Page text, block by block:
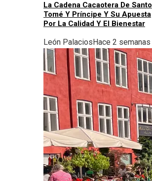
La Cadena Cacaotera De Santo
Tomé Y Príncipe Y Su Apuesta
Por La Calidad Y El Bienestar
León PalaciosHace 2 semanas